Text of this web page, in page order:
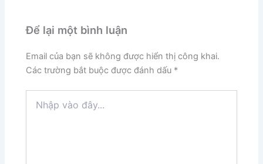
Để lại một bình luận
Email của bạn sẽ không được hiển thị công khai.
Các trường bắt buộc được đánh dấu *
vào